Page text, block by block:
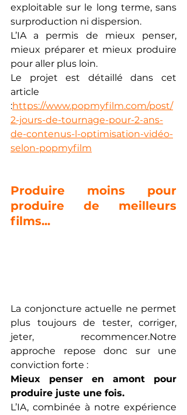
exploitable sur le long terme, sans
surproduction ni dispersion.
L’IA a permis de mieux penser,
mieux préparer et mieux produire
pour aller plus loin.
Le projet est détaillé dans cet
article
:https://www.popmyfilm.com/post/
2-jours-de-tournage-pour-2-ans-
de-contenus-l-optimisation-vidéo-
selon-popmyfilm
Produire moins pour
produire de meilleurs
films...
La conjoncture actuelle ne permet
plus toujours de tester, corriger,
jeter, recommencer.Notre
approche repose donc sur une
conviction forte :
Mieux penser en amont pour
produire juste une fois.
L’IA, combinée à notre expérience